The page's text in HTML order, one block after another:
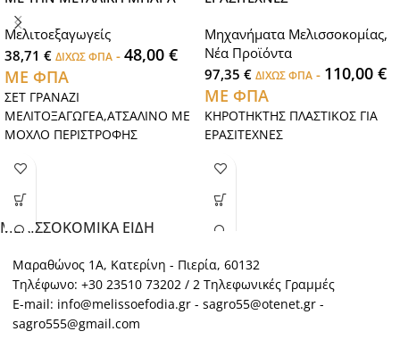
Μελιτοεξαγωγείς
38,71 € ΔΙΧΩΣ ΦΠΑ - 48,00 €
ΜΕ ΦΠΑ
ΣΕΤ ΓΡΑΝΑΖΙ
ΜΕΛΙΤΟΞΑΓΩΓΕΑ,ΑΤΣΑΛΙΝΟ ΜΕ
ΜΟΧΛΟ ΠΕΡΙΣΤΡΟΦΗΣ
Μηχανήματα Μελισσοκομίας,
Νέα Προϊόντα
97,35 € ΔΙΧΩΣ ΦΠΑ - 110,00 €
ΜΕ ΦΠΑ
ΚΗΡΟΤΗΚΤΗΣ ΠΛΑΣΤΙΚΟΣ ΓΙΑ
ΕΡΑΣΙΤΕΧΝΕΣ
ΜΕΛΙΣΣΟΚΟΜΙΚΑ ΕΙΔΗ
Μαραθώνος 1Α, Κατερίνη - Πιερία, 60132
Τηλέφωνο: +30 23510 73202 / 2 Τηλεφωνικές Γραμμές
E-mail: info@melissoefodia.gr - sagro55@otenet.gr -
sagro555@gmail.com